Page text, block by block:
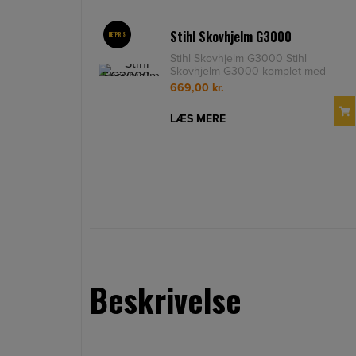
NETPRIS Stihl Skovhjelm G3000
Stihl Skovhjelm G3000 Stihl
Skovhjelm G3000 komplet med
høreværn, ætset visir for maksimalt
lysgenn
669,00 kr.
LÆS MERE
Beskrivelse